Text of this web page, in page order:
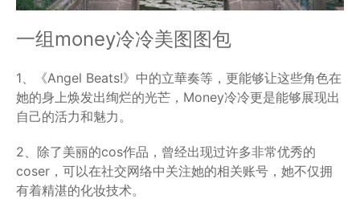
一组money冷冷美图图包
1、《Angel Beats!》中的立華奏等，更能够让这些角色在
她的身上焕发出绚烂的光芒，Money冷冷更是能够展现出
自己的活力和魅力。
2、除了美丽的cos作品，曾经出现过许多非常优秀的
coser，可以在社交网络中关注她的相关账号，她不仅拥
有着精湛的化妆技术。